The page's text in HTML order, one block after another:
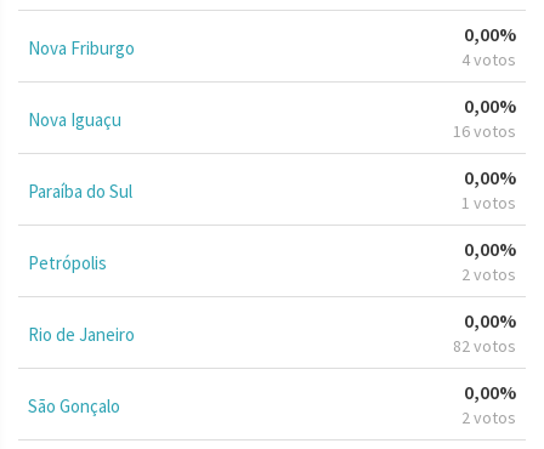
Nova Friburgo
0,00%
4 votos
Nova Iguaçu
0,00%
16 votos
Paraíba do Sul
0,00%
1 votos
Petrópolis
0,00%
2 votos
Rio de Janeiro
0,00%
82 votos
São Gonçalo
0,00%
2 votos